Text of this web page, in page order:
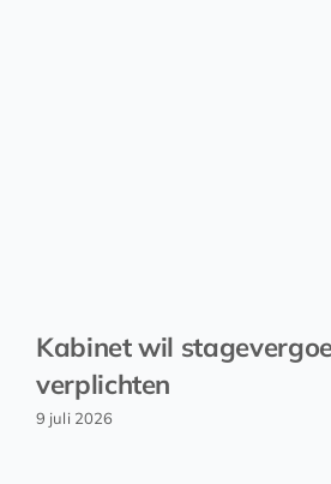
Kabinet wil
verplichten
9 juli 2026